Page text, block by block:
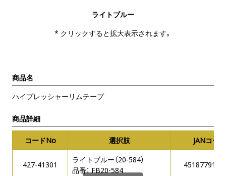
ライトブルー
* クリックすると拡大表示されます。
商品名
ハイプレッシャーリムテープ
商品詳細
コードNo 選択肢 JANコード
427-41301
ライトブルー（20-584）
品番： FB20-584